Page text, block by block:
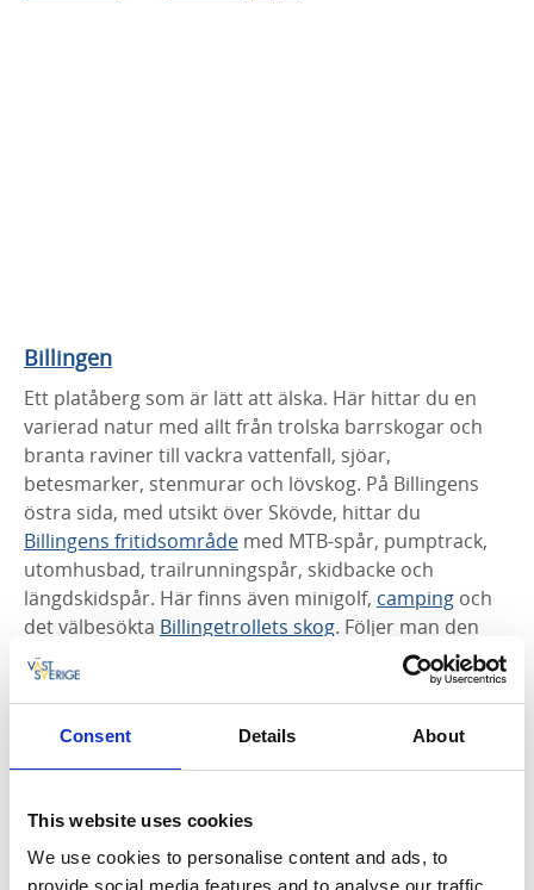
Consent Details About
This website uses cookies
We use cookies to personalise content and ads, to
provide social media features and to analyse our traffic.
Billingen
Ett platåberg som är lätt att älska. Här hittar du en
varierad natur med allt från trolska barrskogar och
branta raviner till vackra vattenfall, sjöar,
betesmarker, stenmurar och lövskog. På Billingens
östra sida, med utsikt över Skövde, hittar du
Billingens fritidsområde med MTB-spår, pumptrack,
utomhusbad, trailrunningspår, skidbacke och
längdskidspår. Här finns även minigolf, camping och
det välbesökta Billingetrollets skog. Följer man den
långa
Silverfallet
får man på andra sidan berget skåda den idylliska
Vallebygdenmed sevärdheter och naturreservat som
Öglunda grottor
Lycke-lilla höjen
Högsböla ängar
ochSotaliden stora stolan. Här äter du gott, bland
hellerSödra brotteti Skövde,
och Kata gård.